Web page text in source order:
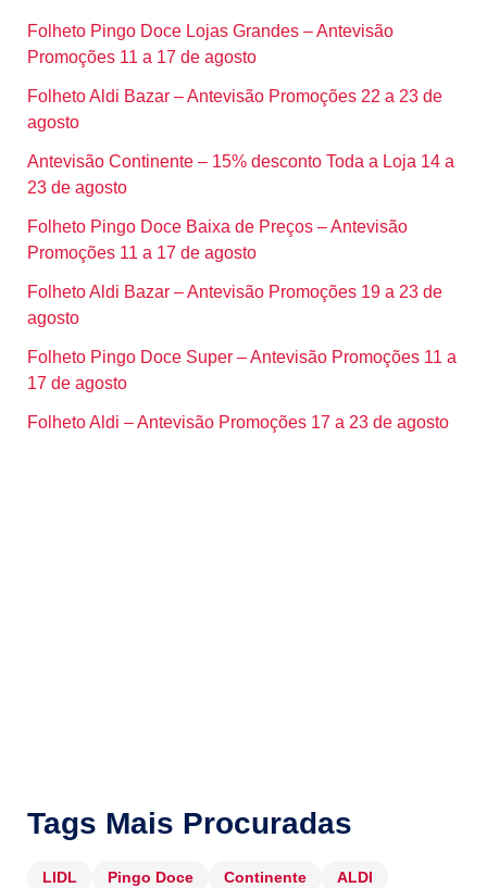
Folheto Pingo Doce Lojas Grandes – Antevisão
Promoções 11 a 17 de agosto
Folheto Aldi Bazar – Antevisão Promoções 22 a 23 de
agosto
Antevisão Continente – 15% desconto Toda a Loja 14 a
23 de agosto
Folheto Pingo Doce Baixa de Preços – Antevisão
Promoções 11 a 17 de agosto
Folheto Aldi Bazar – Antevisão Promoções 19 a 23 de
agosto
Folheto Pingo Doce Super – Antevisão Promoções 11 a
17 de agosto
Folheto Aldi – Antevisão Promoções 17 a 23 de agosto
Tags Mais Procuradas
LIDL Pingo Doce Continente
ALDI